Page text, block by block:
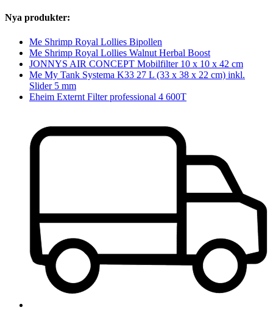
Nya produkter:
Me Shrimp Royal Lollies Bipollen
Me Shrimp Royal Lollies Walnut Herbal Boost
JONNYS AIR CONCEPT Mobilfilter 10 x 10 x 42 cm
Me My Tank Systema K33 27 L (33 x 38 x 22 cm) inkl.
Slider 5 mm
Eheim Externt Filter professional 4 600T